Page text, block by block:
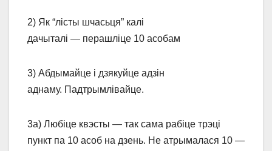
2) Як “лісты шчасьця” калі
дачыталі — перашліце 10 асобам
3) Абдымайце і дзякуйце адзін
аднаму. Падтрымлівайце.
3а) Любіце квэсты — так сама рабіце трэці
пункт па 10 асоб на дзень. Не атрымалася 10 —